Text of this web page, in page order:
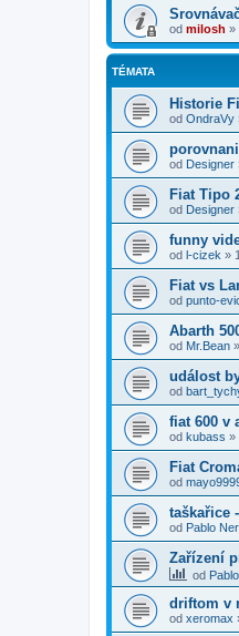
od milosh »
TÉMATA
Historie
od OndraVy
od Designer
Fiat Tipo
od Designer
funny
od l-cizek »
Fiat vs
od punto-
Abarth
od Mr.Bean »
událost
od
fiat 600 v
od kubass »
Fiat
od
taškařice
od Pablo
Zařízení
od
driftom v
od xeromax